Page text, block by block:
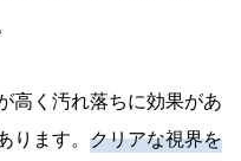
高く汚れ落ちに効果があ
ります。 クリアな視界を